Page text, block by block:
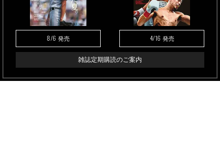
8/6 発売 4/16 発売
雑誌定期購読のご案内